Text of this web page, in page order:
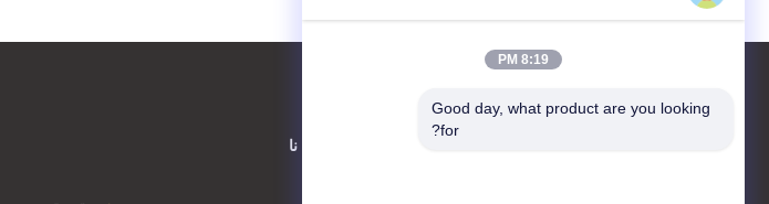
حول نا
8:19 PM
Good day, what product are you looking
for?